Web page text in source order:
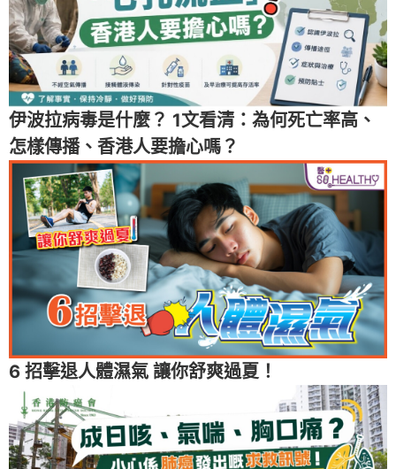
伊波拉病毒是什麼？ 1文看清：為何死亡率高、
怎樣傳播、香港人要擔心嗎？
6 招擊退人體濕氣 讓你舒爽過夏！